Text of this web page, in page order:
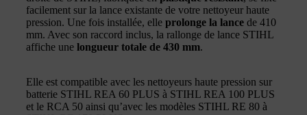
facilement sur la lance existante de votre nettoyeur haute
pression. Une fois installée, elle prolonge la lance de 410
mm. Avec son raccord inclus, la rallonge de lance STIHL
affiche une longueur totale de 430 mm.
Elle est compatible avec les nettoyeurs haute pression sur
batterie STIHL REA 60 PLUS à STIHL REA 100 PLUS
et le RCA 50 ainsi qu’avec les modèles STIHL RE 80 à